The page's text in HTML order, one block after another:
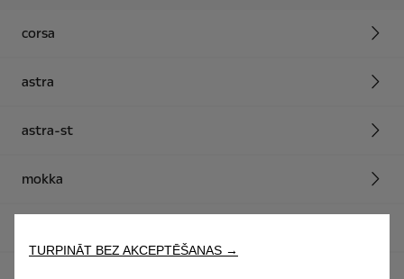
corsa
astra
astra-st
mokka
TURPINĀT BEZ AKCEPTĒŠANAS →